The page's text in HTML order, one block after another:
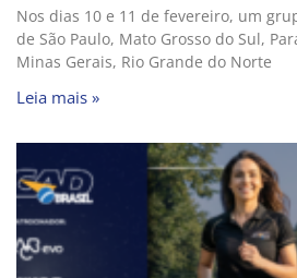
Nos dias 10 e 11 de fevereiro, um
de São Paulo, Mato Grosso do Sul,
Minas Gerais, Rio Grande do Norte
Leia mais »